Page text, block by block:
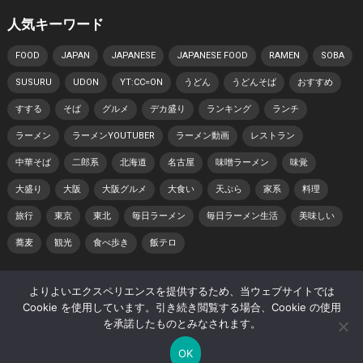
人気キーワード
FOOD JAPAN JAPANESE JAPANESE FOOD RAMEN SOBA
SUSURU UDON YT:CC=ON うどん うどんそば おすすめ
すする そば グルメ デカ盛り ランキング ランチ
ラーメン ラーメンYOUTUBER ラーメン動画 レストラン
中華そば 二郎系 北海道 名古屋 味噌ラーメン 味覚
大盛り 大阪 大阪グルメ 大食い 天ぷら 家系 料理
旅行 東京 東北 毎日ラーメン 毎日ラーメン生活 美味しい
蕎麦 観光 食べ歩き 飯テロ
© 2026 日本らーめん動画紀行 -WordPress Video Theme by
WPEnjoy
著作権・肖像権について
よりよいエクスペリエンスを提供するため、当ウェブサイトでは
Cookie を使用しています。引き続き閲覧する場合、Cookie の使用
を承諾したものとみなされます。
OK